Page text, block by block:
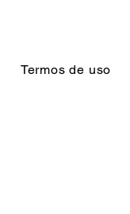
Termos de uso